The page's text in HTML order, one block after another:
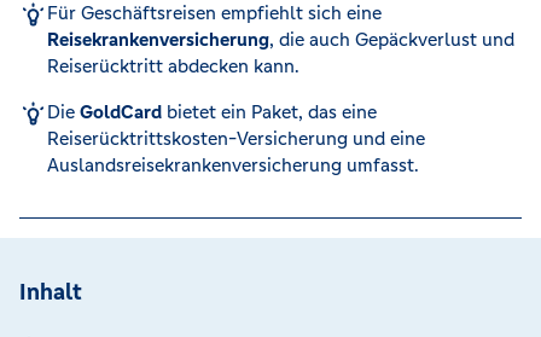
Für Geschäftsreisen empfiehlt sich eine
Reisekrankenversicherung, die auch Gepäckverlust und
Reiserücktritt abdecken kann.
Die GoldCardbietet ein Paket, das eine
Reiserücktrittskosten-Versicherung und eine
Auslandsreisekrankenversicherung umfasst.
Inhalt